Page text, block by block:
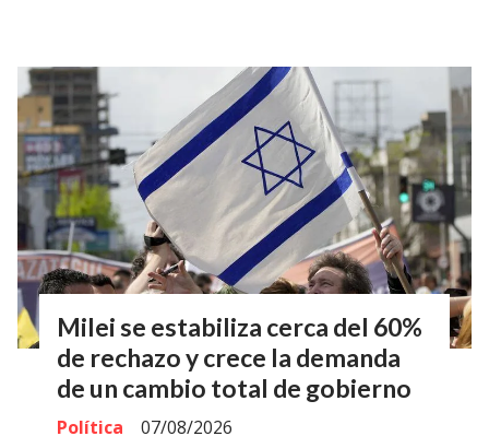
Milei se estabiliza cerca del 60%
de rechazo y crece la demanda
de un cambio total de gobierno
Política
07/08/2026